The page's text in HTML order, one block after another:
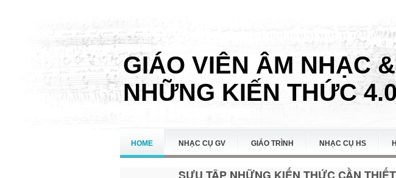
GIÁO VIÊN ÂM NHẠC &
NHỮNG KIẾN THỨC
HOME NHẠC CỤ GV GIÁO TRÌNH NHẠC CỤ HS